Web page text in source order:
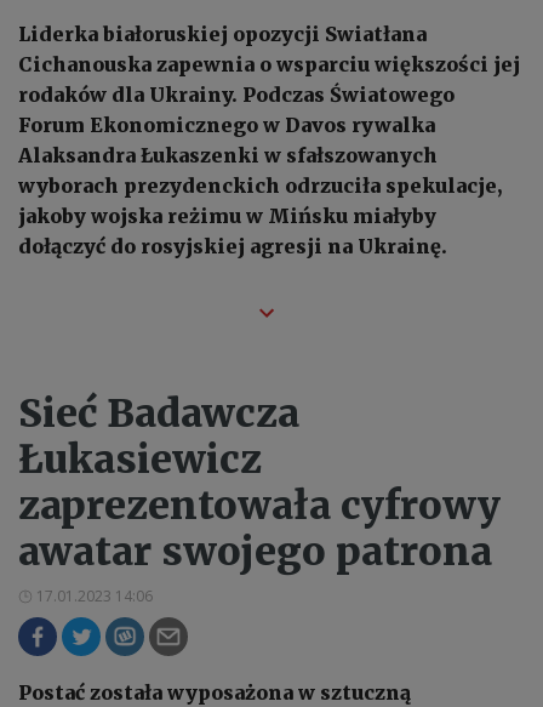
Liderka białoruskiej opozycji Swiatłana
Cichanouska zapewnia o wsparciu większości jej
rodaków dla Ukrainy. Podczas Światowego
Forum Ekonomicznego w Davos rywalka
Alaksandra Łukaszenki w sfałszowanych
wyborach prezydenckich odrzuciła spekulacje,
jakoby wojska reżimu w Mińsku miałyby
dołączyć do rosyjskiej agresji na Ukrainę.
Sieć Badawcza
Łukasiewicz
zaprezentowała cyfrowy
awatar swojego patrona
17.01.2023 14:06
Postać została wyposażona w sztuczną